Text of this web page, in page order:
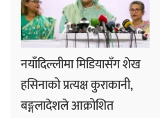
नयाँदिल्लीमा मिडियासँग शेख
हसिनाको प्रत्यक्ष कुराकानी,
बङ्गलादेशले आक्रोशित